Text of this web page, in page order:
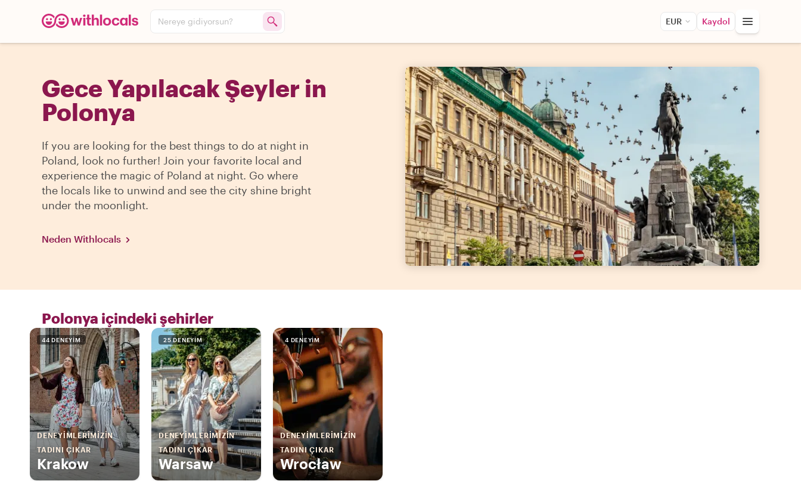
Nereye gidiyorsun? EUR Kaydol
Gece Yapılacak Şeyler in
Polonya
If you are looking for the best things to do at night in
Poland, look no further! Join your favorite local and
experience the magic of Poland at night. Go where
the locals like to unwind and see the city shine bright
under the moonlight.
Neden Withlocals
Polonya içindeki şehirler
44 DENEYIM
DENEYIMLERIMIZIN
TADINI ÇIKAR
Krakow
25 DENEYIM
DENEYIMLERIMIZIN
TADINI ÇIKAR
Warsaw
4 DENEYIM
DENEYIMLERIMIZIN
TADINI ÇIKAR
Wrocław